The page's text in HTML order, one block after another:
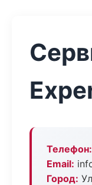
Телефон:
Email:
Город: